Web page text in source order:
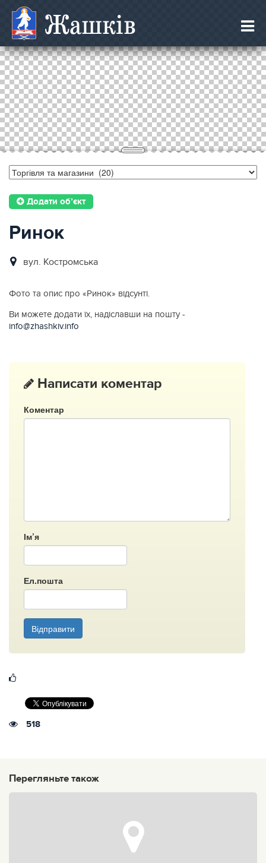
Жашків
Додати об’єкт
Ринок
вул. Костромська
Фото та опис про «Ринок» відсунті.
Ви можете додати їх, надіславши на пошту -
info@zhashkiv.info
Написати коментар
Коментар
Ім’я
Ел.пошта
Відправити
518
Перегляньте також